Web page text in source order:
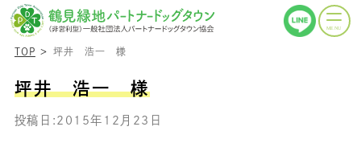
TOP 坪井 浩一 様
坪井 浩一 様
投稿日:2015年12月23日